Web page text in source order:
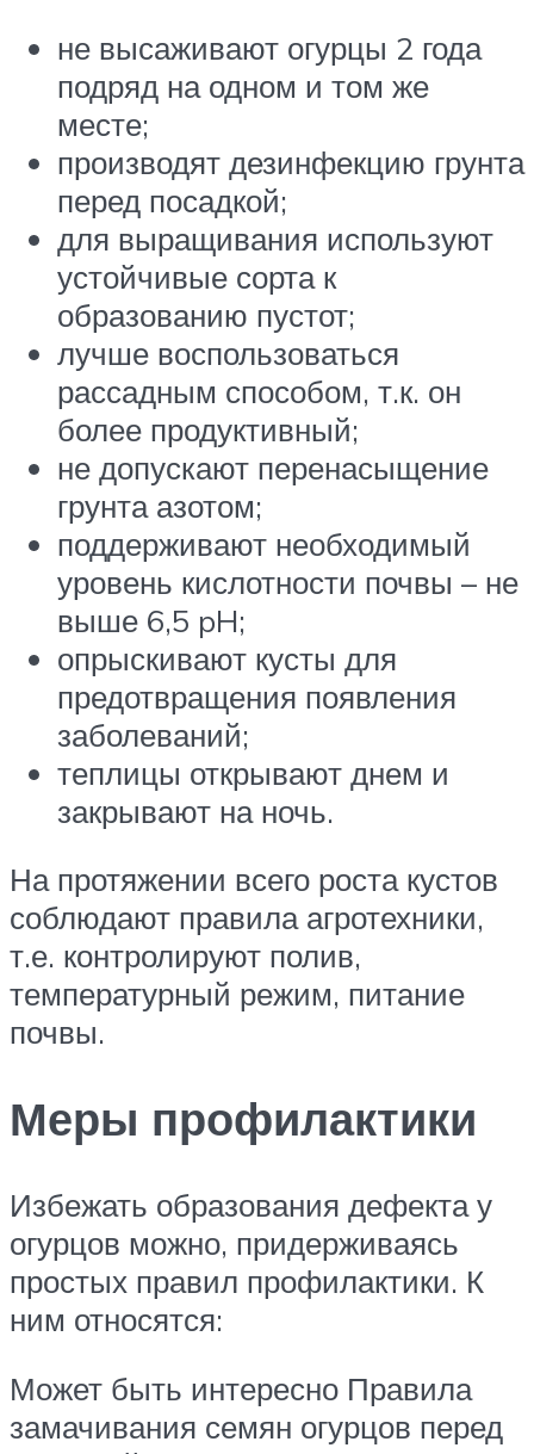
не высаживают огурцы 2 года
подряд на одном и том же
месте;
производят дезинфекцию грунта
перед посадкой;
для выращивания используют
устойчивые сорта к
образованию пустот;
лучше воспользоваться
рассадным способом, т.к. он
более продуктивный;
не допускают перенасыщение
грунта азотом;
поддерживают необходимый
уровень кислотности почвы – не
выше 6,5 pH;
опрыскивают кусты для
предотвращения появления
заболеваний;
теплицы открывают днем и
закрывают на ночь.
На протяжении всего роста кустов
соблюдают правила агротехники,
т.е. контролируют полив,
температурный режим, питание
почвы.
Меры профилактики
Избежать образования дефекта у
огурцов можно, придерживаясь
простых правил профилактики. К
ним относятся:
Может быть интересно Правила
замачивания семян огурцов перед